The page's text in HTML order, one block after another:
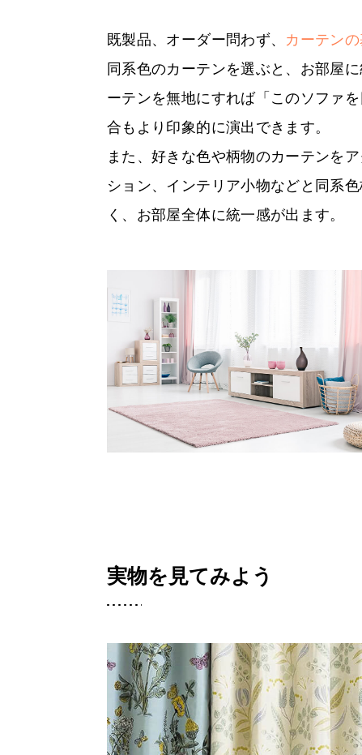
既製品、オーダー問わず、 カーテン
同系色のカーテンを選ぶと、お部屋
ーテンを無地にすれば「このソファ
合もより印象的に演出できます。
また、好きな色や柄物のカーテンを
ション、インテリア小物などと同系
く、お部屋全体に統一感が出ます。
実物を見てみよう